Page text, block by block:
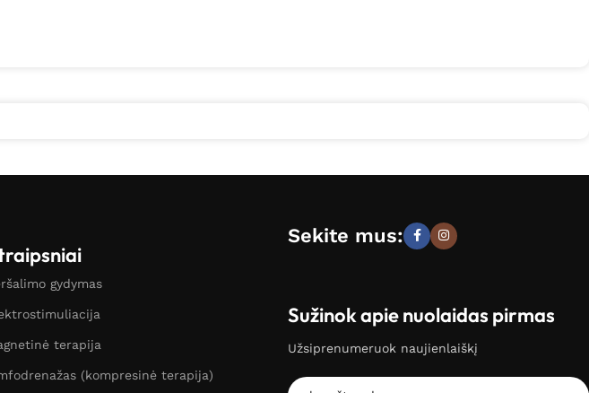
gydymas
terapija
(kompresinė terapija)
Sekite mus:
Sužinok apie nuolaidas pirmas
Užsiprenumeruok naujienlaiškį